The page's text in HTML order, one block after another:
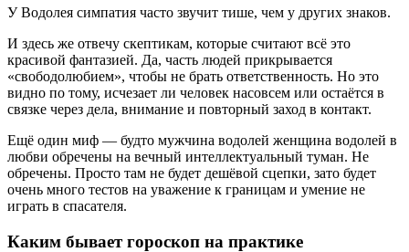
У Водолея симпатия часто звучит тише, чем у других знаков.
И здесь же отвечу скептикам, которые считают всё это
красивой фантазией. Да, часть людей прикрывается
«свободолюбием», чтобы не брать ответственность. Но это
видно по тому, исчезает ли человек насовсем или остаётся в
связке через дела, внимание и повторный заход в контакт.
Ещё один миф — будто мужчина водолей женщина водолей в
любви обречены на вечный интеллектуальный туман. Не
обречены. Просто там не будет дешёвой сцепки, зато будет
очень много тестов на уважение к границам и умение не
играть в спасателя.
Каким бывает гороскоп на практике